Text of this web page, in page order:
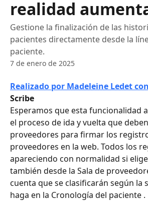
realidad
Gestione la finalización de las
pacientes directamente desde la
paciente.
7 de enero de 2025
Realizado por Madeleine Ledet con
Scribe
Esperamos que esta funcionalidad
el proceso de ida y vuelta que
proveedores para firmar los
proveedores en la web. Todos los
apareciendo con normalidad si
también desde la Sala de
cuenta que se clasificarán según la
haga en la Cronología del paciente .